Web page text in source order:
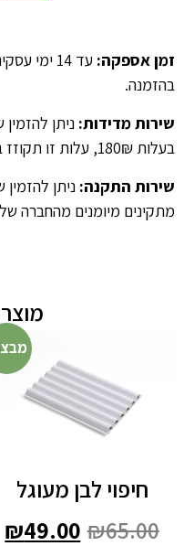
זמן אספקה:
עד 14
בהזמנה.
שירות מדידות: ניתן
בעלות 180₪, עלות זו תקוזז בעת ביצוע ההזמנה ע”י נציג.
שירות התקנה: ניתן
מתקינים מיומנים מהחברה
חיפוי לבן מעוגל
₪65.00
₪49.00